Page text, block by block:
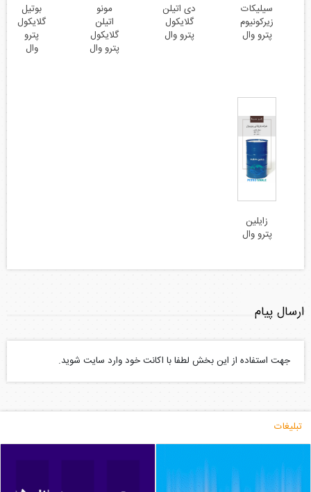
سیلیکات
زیرکونیوم
پترو وال
دی اتیلن
گلایکول
پترو وال
مونو
اتیلن
گلایکول
پترو وال
بوتیل
گلایکول
پترو
وال
زایلین
پترو وال
ارسال پیام
جهت استفاده از این بخش لطفا با اکانت خود وارد سایت شوید.
تبلیغات